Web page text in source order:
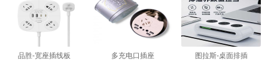
品胜-宽座插线板 多充电口插座 图拉斯-桌面排插